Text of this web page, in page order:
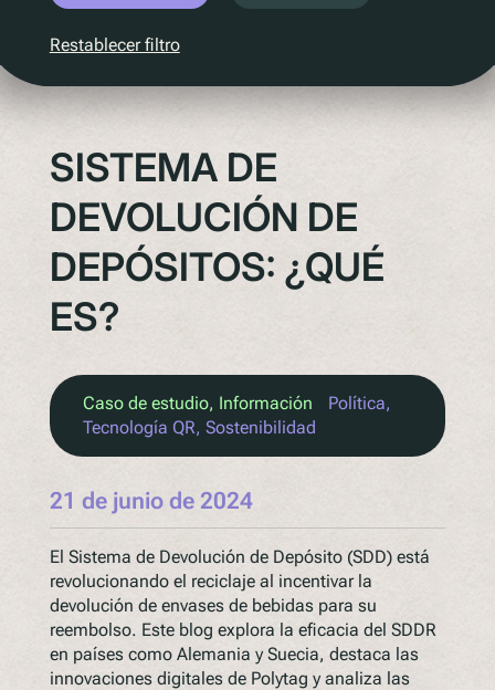
ESPR
Contacto
Socios
QR al cuadrado de Polytag
Restablecer filtro
SISTEMA DE
DEVOLUCIÓN DE
DEPÓSITOS: ¿QUÉ
ES?
Caso de estudio, Información Política
Tecnología QR, Sostenibilidad
21 de junio de 2024
El Sistema de Devolución de Depósito (SDD) está
revolucionando el reciclaje al incentivar la
devolución de envases de bebidas para su
reembolso. Este blog explora la eficacia del SDDR
en países como Alemania y Suecia, destaca las
innovaciones digitales de Polytag y analiza las